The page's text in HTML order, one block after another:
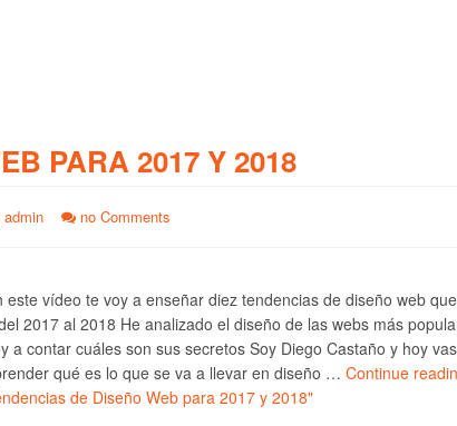
PARA 2017 Y 2018
admin no Comments
este vídeo te voy a enseñar diez tendencias de diseño web
2017 al 2018 He analizado el diseño de las webs más
a contar cuáles son sus secretos Soy Diego Castaño y hoy
qué es lo que se va a llevar en diseño … Continue
de Diseño Web para 2017 y 2018"